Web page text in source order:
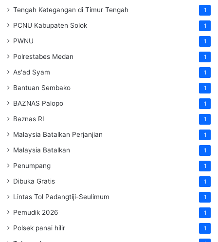
Tengah Ketegangan di Timur Tengah 1
PCNU Kabupaten Solok 1
PWNU 1
Polrestabes Medan 1
As'ad Syam 1
Bantuan Sembako 1
BAZNAS Palopo 1
Baznas RI 1
Malaysia Batalkan Perjanjian 1
Malaysia Batalkan 1
Penumpang 1
Dibuka Gratis 1
Lintas Tol Padangtiji-Seulimum 1
Pemudik 2026 1
Polsek panai hilir 1